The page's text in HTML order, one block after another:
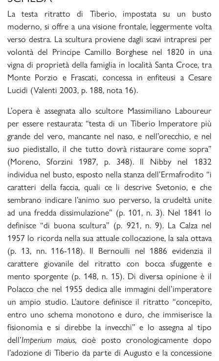
La testa ritratto di Tiberio, impostata su un busto
moderno, si offre a una visione frontale, leggermente volta
verso destra. La scultura proviene dagli scavi intrapresi per
volontà del Principe Camillo Borghese nel 1820 in una
vigna di proprietà della famiglia in località Santa Croce, tra
Monte Porzio e Frascati, concessa in enfiteusi a Cesare
Lucidi (Valenti 2003, p. 188, nota 16).
L’opera è assegnata allo scultore Massimiliano Laboureur
per essere restaurata: “testa di un Tiberio Imperatore più
grande del vero, mancante nel naso, e nell’orecchio, e nel
suo piedistallo, il che tutto dovrà ristaurare come sopra”
(Moreno, Sforzini 1987, p. 348). Il Nibby nel 1832
individua nel busto, esposto nella stanza dell’Ermafrodito “i
caratteri della faccia, quali ce li descrive Svetonio, e che
sembrano indicare l’animo suo perverso, la crudeltà unite
ad una fredda dissimulazione” (p. 101, n. 3). Nel 1841 lo
definisce “di buona scultura” (p. 921, n. 9). La Calza nel
1957 lo ricorda nella sua attuale collocazione, la sala ottava
(p. 13, nn. 116-118). Il Bernoulli nel 1886 evidenzia il
carattere giovanile del ritratto con bocca sfuggente e
mento sporgente (p. 148, n. 15). Di diversa opinione è il
Polacco che nel 1955 dedica alle immagini dell’imperatore
un ampio studio. L’autore definisce il ritratto “concepito,
entro uno schema monotono e duro, che immiserisce la
fisionomia e si direbbe la invecchi” e lo assegna al tipo
dell’Imperium maius,cioè posto cronologicamente dopo
l’adozione di Tiberio da parte di Augusto e la concessione